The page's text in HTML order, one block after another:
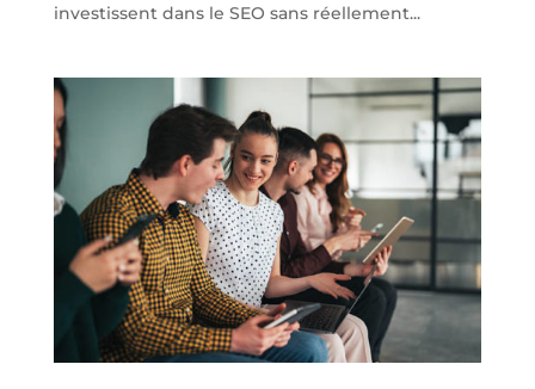
investissent dans le SEO sans réellement...